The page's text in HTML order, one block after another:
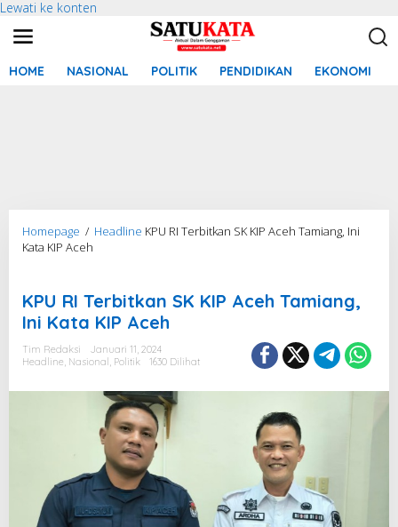
Lewati ke konten
HOME NASIONAL POLITIK PENDIDIKAN EKONOMI
Homepage / Headline KPU RI Terbitkan SK KIP Aceh Tamiang, Ini
Kata KIP Aceh
KPU RI Terbitkan SK KIP Aceh Tamiang,
Ini Kata KIP Aceh
Tim Redaksi
Januari 11, 2024
Headline, Nasional , Politik 1630 Dilihat